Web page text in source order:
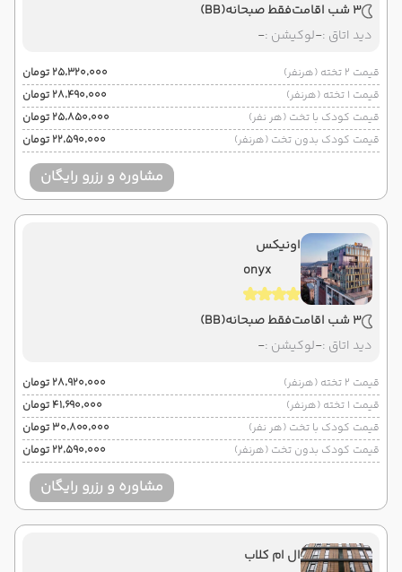
3 شب اقامت فقط صبحانه(BB)
دید اتاق :-لوکیشن :-
قیمت 2 تخته (هرنفر)
۲۵٬۳۲۰٬۰۰۰ تومان
قیمت 1 تخته (هرنفر)
۲۸٬۴۹۰٬۰۰۰ تومان
قیمت کودک با تخت (هر نفر)
۲۵٬۸۵۰٬۰۰۰ تومان
قیمت کودک بدون تخت (هرنفر)
۲۲٬۵۹۰٬۰۰۰ تومان
مشاوره و رزرو رایگان
اونیکس
onyx
3 شب اقامت فقط صبحانه(BB)
دید اتاق :-لوکیشن :-
قیمت 2 تخته (هرنفر)
۲۸٬۹۲۰٬۰۰۰ تومان
قیمت 1 تخته (هرنفر)
۴۱٬۶۹۰٬۰۰۰ تومان
قیمت کودک با تخت (هر نفر)
۳۰٬۸۰۰٬۰۰۰ تومان
قیمت کودک بدون تخت (هرنفر)
۲۲٬۵۹۰٬۰۰۰ تومان
مشاوره و رزرو رایگان
ال ام کلاب